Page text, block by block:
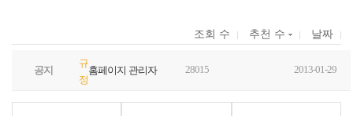
조회 수 추천 수 날짜
공지
규
정
홈페이지 관리자 28015 2013-01-29